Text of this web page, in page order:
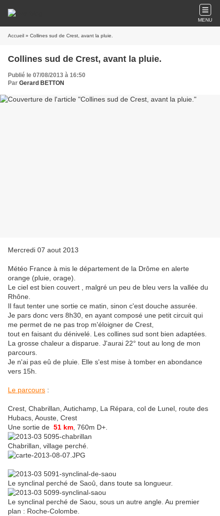
MENU
Accueil » Collines sud de Crest, avant la pluie.
Collines sud de Crest, avant la pluie.
Publié le 07/08/2013 à 16:50
Par Gerard BETTON
Mercredi 07 aout 2013
Météo France à mis le département de la Drôme en alerte
orange (pluie, orage).
Le ciel est bien couvert , malgré un peu de bleu vers la vallée du
Rhône.
Il faut tenter une sortie ce matin, sinon c'est douche assurée.
Je pars donc vers 8h30, en ayant composé une petit circuit qui
me permet de ne pas trop m'éloigner de Crest,
tout en faisant du dénivelé. Les collines sud sont bien adaptées.
La grosse chaleur a disparue. J'aurai 22° tout au long de mon
parcours.
Je n'ai pas eû de pluie. Elle s'est mise à tomber en abondance
vers 15h.
Le parcours :
Crest, Chabrillan, Autichamp, La Répara, col de Lunel, route des
Hubacs, Aouste, Crest
Une sortie de 51 km , 760m D+.
Chabrillan, village perché.
Le synclinal perché de Saoû, dans toute sa longueur.
Le synclinal perché de Saou, sous un autre angle. Au premier
plan : Roche-Colombe.